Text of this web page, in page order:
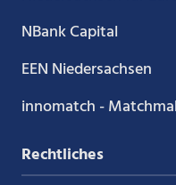
NBank Capital
EEN Niedersachsen
innomatch -
Rechtliches